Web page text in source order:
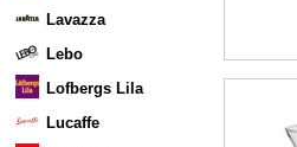
Lavazza
Lebo
Lofbergs Lila
Lucaffe